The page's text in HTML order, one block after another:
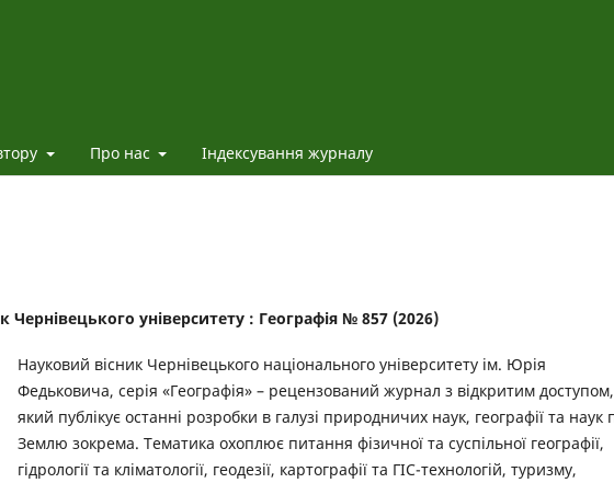
Про нас Індексування журналу
університету : Географія № 857 (2026)
Науковий вісник Чернівецького національного університету ім. Юрія
Федьковича, серія «Географія» – рецензований журнал з відкритим доступом,
який публікує останні розробки в галузі природничих наук, географії та наук
Землю зокрема. Тематика охоплює питання фізичної та суспільної географії,
гідрології та кліматології, геодезії, картографії та ГІС-технологій, туризму,